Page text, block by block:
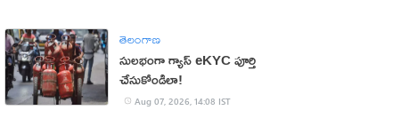
తెలంగాణ
సులభంగా గ్యాస్ eKYC పూర్తి
చేసుకోండిలా!
Aug 07, 2026, 14:08 IST